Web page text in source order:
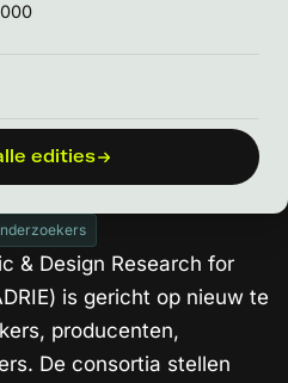
& Design Research for
is gericht op nieuw te
producenten,
De consortia stellen
edities